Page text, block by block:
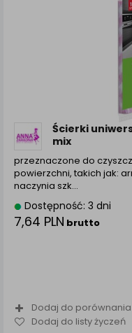
Ścierki
mix
przeznaczone do
powierzchni, takich jak:
naczynia szk...
Dostępność: 3 dni
7,64 PLN brutto
Dodaj do porównania
Dodaj do listy życzeń